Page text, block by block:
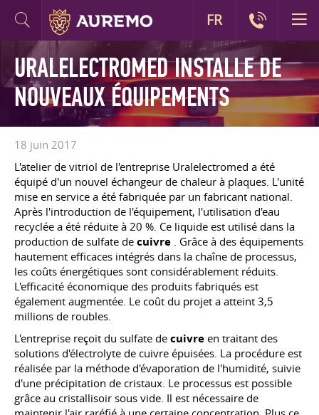
URALELECTROMED INSTALLE DE
NOUVEAUX ÉQUIPEMENTS
18 juin 2017
L'atelier de vitriol de l'entreprise Uralelectromed a été
équipé d'un nouvel échangeur de chaleur à plaques. L'unité
mise en service a été fabriquée par un fabricant national.
Après l'introduction de l'équipement, l'utilisation d'eau
recyclée a été réduite à 20 %. Ce liquide est utilisé dans la
production de sulfate de cuivre . Grâce à des équipements
hautement efficaces intégrés dans la chaîne de processus,
les coûts énergétiques sont considérablement réduits.
L'efficacité économique des produits fabriqués est
également augmentée. Le coût du projet a atteint 3,5
millions de roubles.
L'entreprise reçoit du sulfate de cuivre en traitant des
solutions d'électrolyte de cuivre épuisées. La procédure est
réalisée par la méthode d'évaporation de l'humidité, suivie
d'une précipitation de cristaux. Le processus est possible
grâce au cristallisoir sous vide. Il est nécessaire de
FR